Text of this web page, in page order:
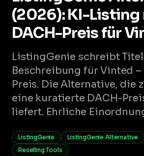
(2026): KI-
DACH-Preis für
ListingGenie schreibt
Beschreibung für Vinted –
Preis. Die Alternative, die
eine kuratierte DACH-
liefert. Ehrliche
ListingGenie ListingGenie Alternative
Reselling Tools